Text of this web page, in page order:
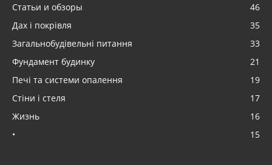
Статьи и обзоры
46
Дах і покрівля
35
Загальнобудівельні питання
33
Фундамент будинку
21
Печі та системи опалення
19
Стіни і стеля
17
Жизнь
16
•
15